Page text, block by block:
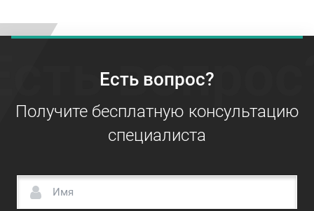
Есть вопрос?
Получите бесплатную консультацию
специалиста